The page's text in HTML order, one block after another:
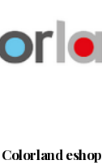
Colorland eshop